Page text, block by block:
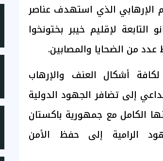
الإرهابي الذي استهدف عناصر
التابعة لإقليم خيبر بختونخوا
من الضحايا والمصابين.
أشكال العنف والإرهاب
إلى تضافر الجهود الدولية
الكامل مع جمهورية باكستان
الرامية إلى حفظ الأمن